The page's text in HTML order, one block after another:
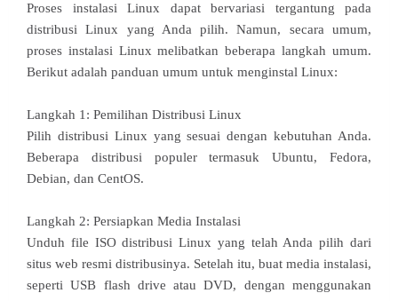
Proses instalasi Linux dapat bervariasi tergantung pada
distribusi Linux yang Anda pilih. Namun, secara umum,
proses instalasi Linux melibatkan beberapa langkah umum.
Berikut adalah panduan umum untuk menginstal Linux:
Langkah 1: Pemilihan Distribusi Linux
Pilih distribusi Linux yang sesuai dengan kebutuhan Anda.
Beberapa distribusi populer termasuk Ubuntu, Fedora,
Debian, dan CentOS.
Langkah 2: Persiapkan Media Instalasi
Unduh file ISO distribusi Linux yang telah Anda pilih dari
situs web resmi distribusinya. Setelah itu, buat media instalasi,
seperti USB flash drive atau DVD, dengan menggunakan